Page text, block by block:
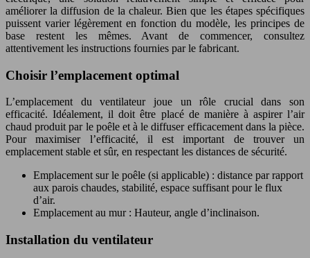
améliorer la diffusion de la chaleur. Bien que les étapes spécifiques
puissent varier légèrement en fonction du modèle, les principes de
base restent les mêmes. Avant de commencer, consultez
attentivement les instructions fournies par le fabricant.
Choisir l’emplacement optimal
L’emplacement du ventilateur joue un rôle crucial dans son
efficacité. Idéalement, il doit être placé de manière à aspirer l’air
chaud produit par le poêle et à le diffuser efficacement dans la pièce.
Pour maximiser l’efficacité, il est important de trouver un
emplacement stable et sûr, en respectant les distances de sécurité.
Emplacement sur le poêle (si applicable) : distance par rapport
aux parois chaudes, stabilité, espace suffisant pour le flux
d’air.
Emplacement au mur : Hauteur, angle d’inclinaison.
Installation du ventilateur